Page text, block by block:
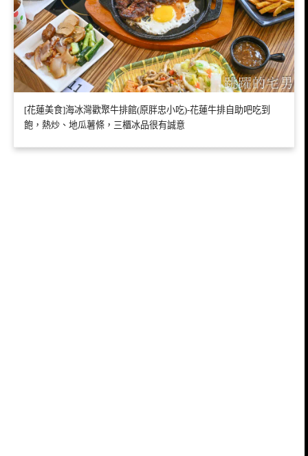
[花蓮美食]海冰灣歡聚牛排館(原胖忠小吃)-花蓮牛排自助吧吃到
飽，熱炒、地瓜薯條，三櫃冰品很有誠意